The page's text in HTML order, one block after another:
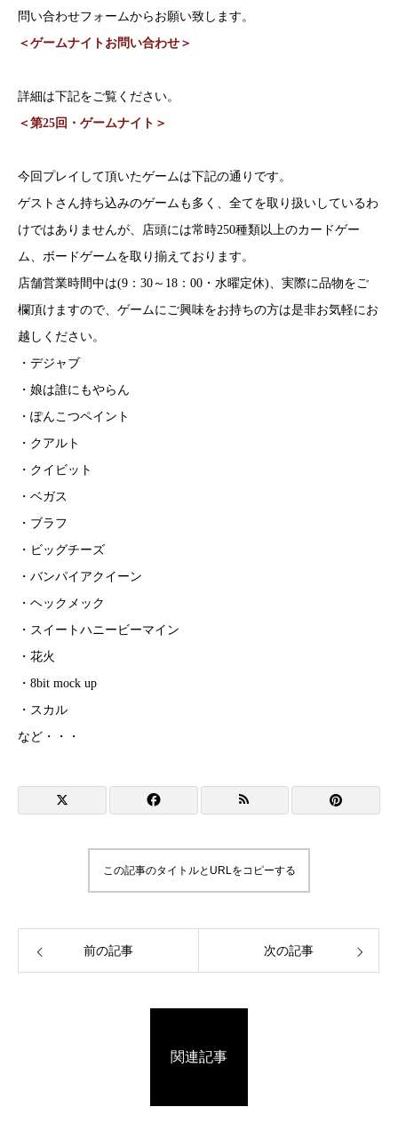
問い合わせフォームからお願い致します。
＜ゲームナイトお問い合わせ＞
詳細は下記をご覧ください。
＜第25回・ゲームナイト＞
今回プレイして頂いたゲームは下記の通りです。
ゲストさん持ち込みのゲームも多く、全てを取り扱いしているわ
けではありませんが、店頭には常時250種類以上のカードゲー
ム、ボードゲームを取り揃えております。
店舗営業時間中は(9：30～18：00・水曜定休)、実際に品物をご
欄頂けますので、ゲームにご興味をお持ちの方は是非お気軽にお
越しください。
・デジャブ
・娘は誰にもやらん
・ぽんこつペイント
・クアルト
・クイビット
・ベガス
・ブラフ
・ビッグチーズ
・バンパイアクイーン
・ヘックメック
・スイートハニービーマイン
・花火
・8bit mock up
・スカル
など・・・
この記事のタイトルとURLをコピーする
前の記事 次の記事
関連記事